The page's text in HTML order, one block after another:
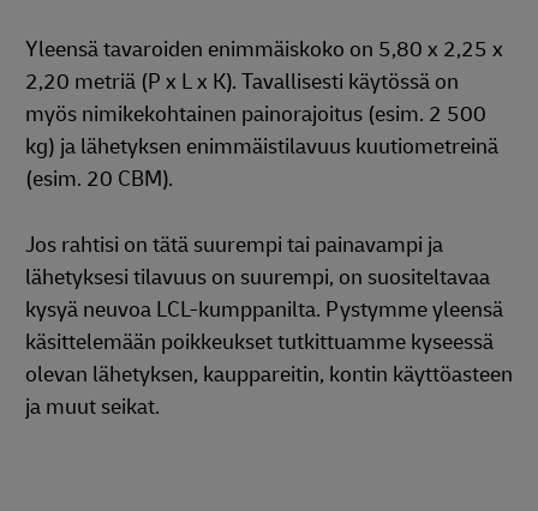
Yleensä tavaroiden enimmäiskoko on 5,80 x 2,25 x
2,20 metriä (P x L x K). Tavallisesti käytössä on
myös nimikekohtainen painorajoitus (esim. 2 500
kg) ja lähetyksen enimmäistilavuus kuutiometreinä
(esim. 20 CBM).
Jos rahtisi on tätä suurempi tai painavampi ja
lähetyksesi tilavuus on suurempi, on suositeltavaa
kysyä neuvoa LCL-kumppanilta. Pystymme yleensä
käsittelemään poikkeukset tutkittuamme kyseessä
olevan lähetyksen, kauppareitin, kontin käyttöasteen
ja muut seikat.